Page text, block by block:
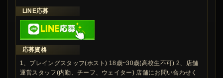
LINE応募
応募資格
1、プレイングスタッフ(ホスト) 18歳~30歳(高校生不可) 2、店舗
運営スタッフ(内勤、チーフ、ウェイター) 店舗にお問い合わせく